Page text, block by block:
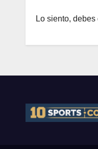
Lo siento, debes